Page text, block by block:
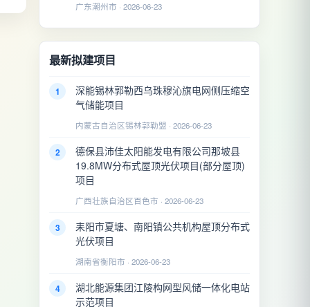
广东潮州市 · 2026-06-23
最新拟建项目
1
深能锡林郭勒西乌珠穆沁旗电网侧压缩空
气储能项目
内蒙古自治区锡林郭勒盟 · 2026-06-23
2
德保县沛佳太阳能发电有限公司那坡县
19.8MW分布式屋顶光伏项目(部分屋顶)
项目
广西壮族自治区百色市 · 2026-06-23
3
耒阳市夏塘、南阳镇公共机构屋顶分布式
光伏项目
湖南省衡阳市 · 2026-06-23
4
湖北能源集团江陵构网型风储一体化电站
示范项目